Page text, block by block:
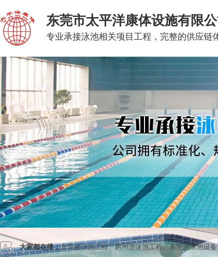
东莞市太平洋康体设施有限
专业承接泳池相关项目工程，完整的供应链
大家都在搜：东莞游泳池工程、惠州游泳池工程、东莞游泳池设备